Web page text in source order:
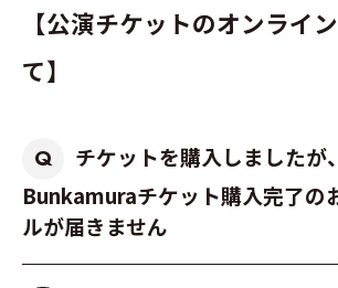
【公演チケットのオンライ
て】
Q
チケットを購入しましたが
Bunkamuraチケット購入完了の
ルが届きません